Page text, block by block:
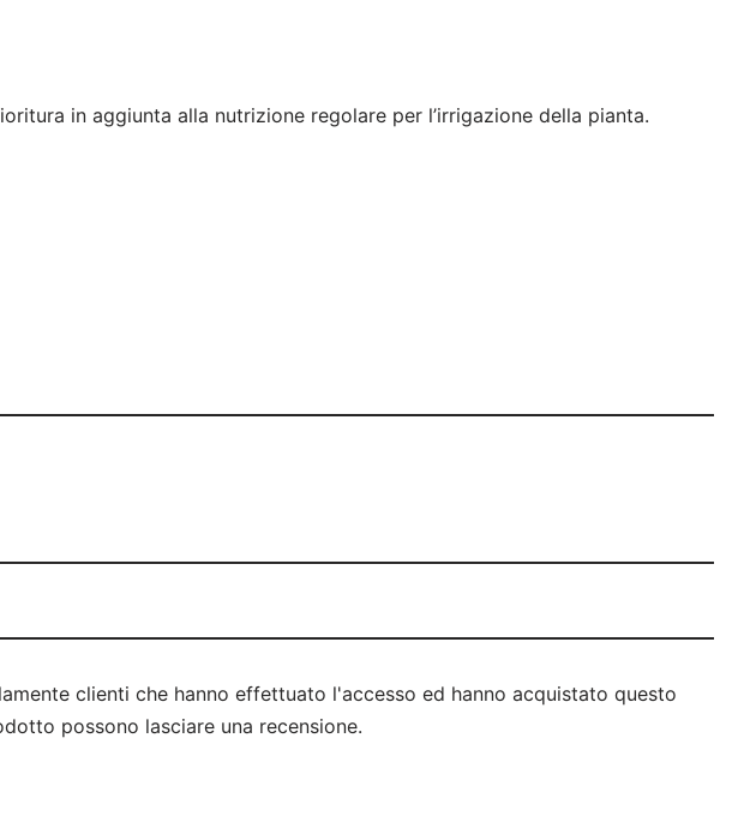
in aggiunta alla nutrizione regolare per l’irrigazione della pianta.
clienti che hanno effettuato l'accesso ed hanno acquistato questo
possono lasciare una recensione.